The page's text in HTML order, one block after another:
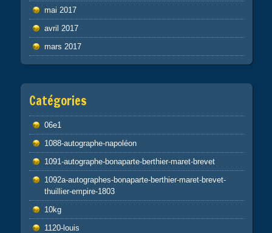
mai 2017
avril 2017
mars 2017
Catégories
06e1
1088-autographe-napoléon
1091-autographe-bonaparte-berthier-maret-brevet
1092a-autographes-bonaparte-berthier-maret-brevet-
thuillier-empire-1803
10kg
1120-louis